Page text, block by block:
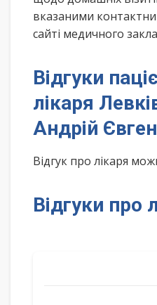
вказаними
сайті медичного
Відгуки
лікаря
Андрій
Відгук про лікаря
Відгуки про